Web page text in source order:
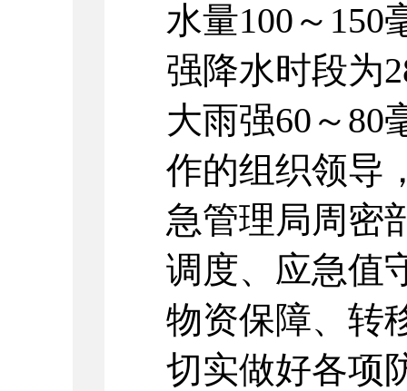
水量100～150
强降水时段为
大雨强60～80
作的组织领导
急管理局周密
调度、应急值
物资保障、转
切实做好各项